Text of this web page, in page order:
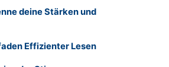
deine Stärken und
Effizienter Lesen